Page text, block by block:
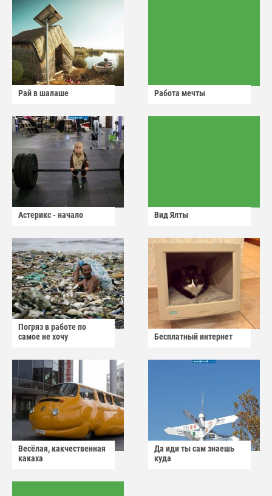
Рай в шалаше Работа мечты
Астерикс - начало Вид Ялты
Погряз в работе по
самое не хочу
Бесплатный интернет
Весёлая, какчественная
какаха
Да иди ты сам знаешь
куда